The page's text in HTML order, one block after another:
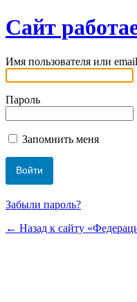
Сайт
Имя пользователя или email
Пароль
Запомнить меня
Забыли пароль?
← Назад к сайту